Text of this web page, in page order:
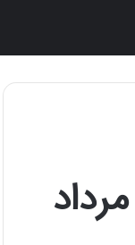
قیمت هدفون باسئوس (baseus) امروز 16 مرداد